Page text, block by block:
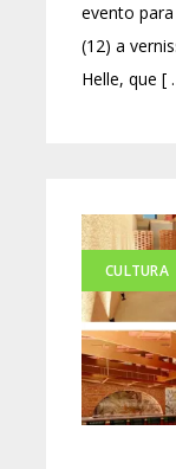
evento
(12) a
Helle, que [
CULTURA